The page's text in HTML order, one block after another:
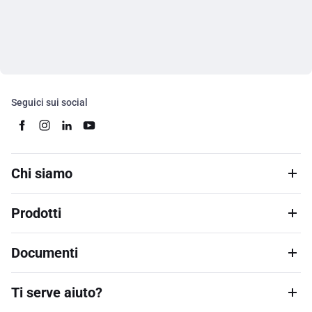
Seguici sui social
Chi siamo
Prodotti
Documenti
Ti serve aiuto?